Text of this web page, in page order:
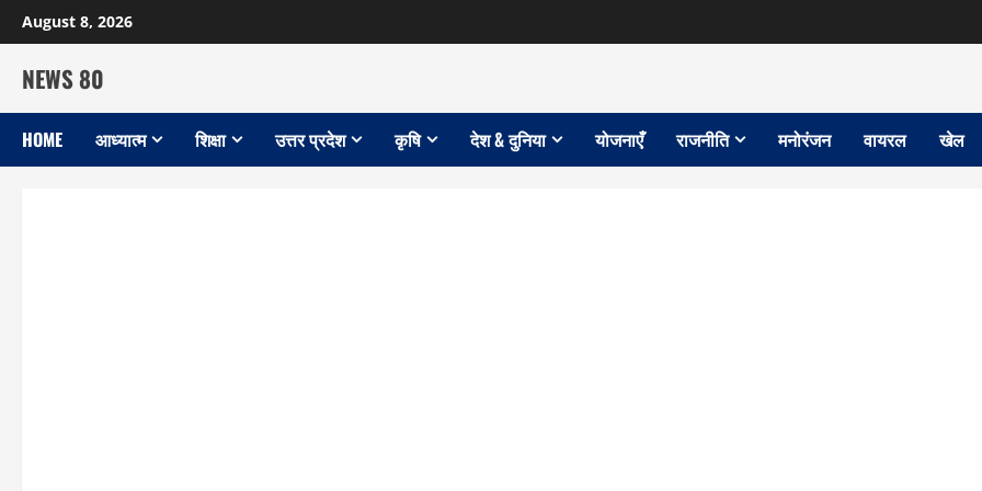
Skip
to
content
August 8, 2026
NEWS 80
HOME आध्यात्म शिक्षा उत्तर प्रदेश कृषि देश & दुनिया योजनाएँ राजनीति मनोरंजन वायरल खेल